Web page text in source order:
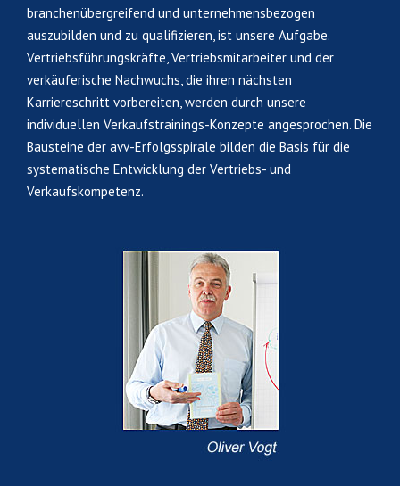
branchenübergreifend und unternehmensbezogen
auszubilden und zu qualifizieren, ist unsere Aufgabe.
Vertriebsführungskräfte, Vertriebsmitarbeiter und der
verkäuferische Nachwuchs, die ihren nächsten
Karriereschritt vorbereiten, werden durch unsere
individuellen Verkaufstrainings-Konzepte angesprochen. Die
Bausteine der avv-Erfolgsspirale bilden die Basis für die
systematische Entwicklung der Vertriebs- und
Verkaufskompetenz.